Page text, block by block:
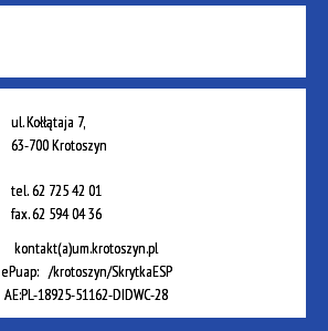
ul. Kołłątaja 7,
63-700 Krotoszyn
tel.62 725 42 01
fax.62 594 04 36
kontakt(a)um.krotoszyn.pl
ePuap: /krotoszyn/SkrytkaESP
AE:PL-18925-51162-DIDWC-28